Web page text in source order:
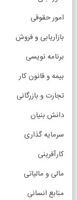
امور حقوقی
بازاریابی و فروش
برنامه نویسی
بیمه و قانون کار
تجارت و بازرگانی
دانش بنیان
سرمایه گذاری
کارآفرینی
مالی و مالیاتی
منابع انسانی